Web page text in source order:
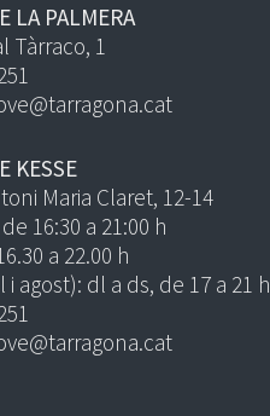
LA PALMERA
Tàrraco, 1
KESSE
Maria Claret, 12-14
16:30 a 21:00 h
a 22.00 h
i agost): dl a ds, de 17 a 21 h